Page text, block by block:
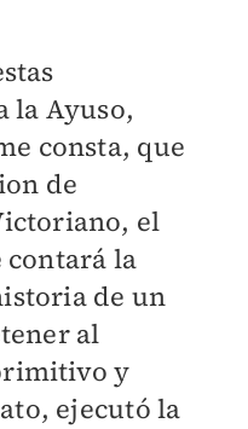
la Ayuso,
consta, que
de
el
contará la
de un
al
y
ejecutó la